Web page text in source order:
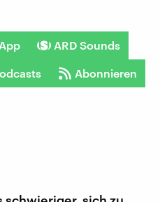
ARD Sounds
Abonnieren